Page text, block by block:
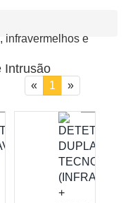
Intrusão
« 1 (current)
»